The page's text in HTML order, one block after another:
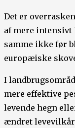
Det er
af mere intensivt
samme ikke før
europæiske
I
mere effektive
levende hegn
ændret